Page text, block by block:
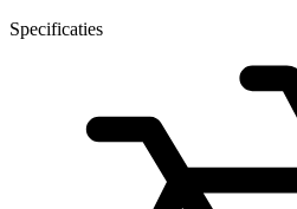
Specificaties